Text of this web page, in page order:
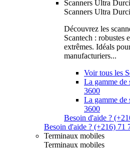
Scanners Ultra
Scanners Ultra
Découvrez les
Scantech : robustes
extrêmes. Idéals
manufacturiers...
Voir tous les
La gamme de
3600
La gamme de
3600
Besoin d'aide ?
Besoin d'aide ? (+216) 71
Terminaux mobiles
Terminaux mobiles